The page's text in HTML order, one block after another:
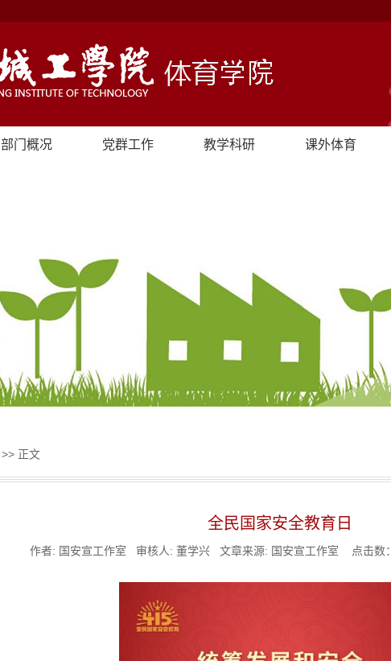
部门概况 党群工作 教学科研 课外体育
>> 正文
全民国家安全教育日
作者: 国安宣工作室 审核人: 董学兴 文章来源: 国安宣工作室 点击数：